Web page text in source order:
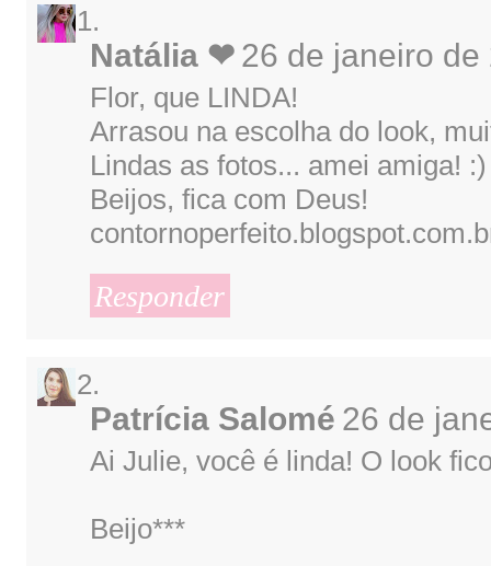
Natália ❤ 26 de janeiro
Flor, que LINDA!
Arrasou na escolha do look,
Lindas as fotos... amei amiga! :)
Beijos, fica com Deus!
Responder
Patrícia Salomé 26 de
Ai Julie, você é linda! O look
Beijo***